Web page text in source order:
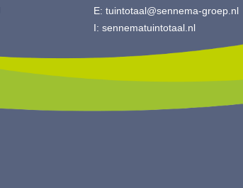
E: tuintotaal@sennema-groep.nl
I: sennematuintotaal.nl